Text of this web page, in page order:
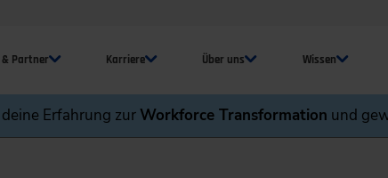
& Partner Karriere Über uns Wissen
Erfahrung zurWorkforce Transformation und